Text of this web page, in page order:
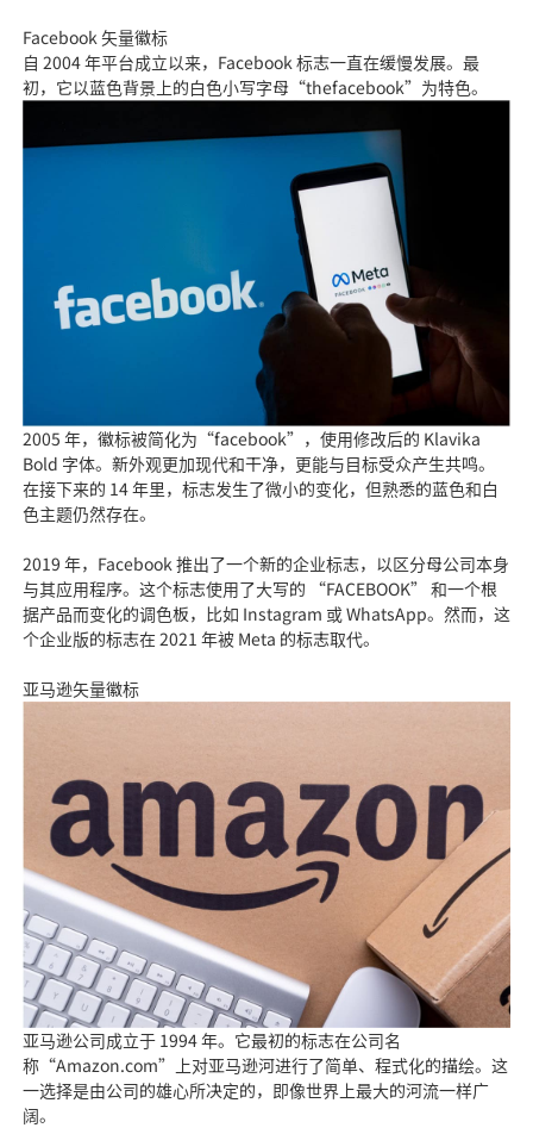
Facebook 矢量徽标
自 2004 年平台成立以来，Facebook 标志一直在缓慢发展。最
初，它以蓝色背景上的白色小写字母“thefacebook”为特色。
2005 年，徽标被简化为“facebook”，使用修改后的 Klavika
Bold 字体。新外观更加现代和干净，更能与目标受众产生共鸣。
在接下来的 14 年里，标志发生了微小的变化，但熟悉的蓝色和白
色主题仍然存在。
2019 年，Facebook 推出了一个新的企业标志，以区分母公司本身
与其应用程序。这个标志使用了大写的 “FACEBOOK” 和一个根
据产品而变化的调色板，比如 Instagram 或 WhatsApp。然而，这
个企业版的标志在 2021 年被 Meta 的标志取代。
亚马逊矢量徽标
亚马逊公司成立于 1994 年。它最初的标志在公司名
称“Amazon.com”上对亚马逊河进行了简单、程式化的描绘。这
一选择是由公司的雄心所决定的，即像世界上最大的河流一样广
阔。